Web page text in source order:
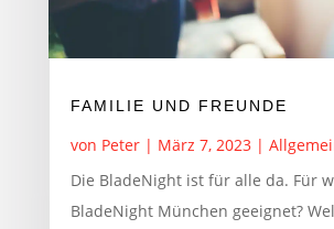
FAMILIE UND FREUNDE
von Peter| März 7, 2023|
Die BladeNight ist für alle da. Für
BladeNight München geeignet?